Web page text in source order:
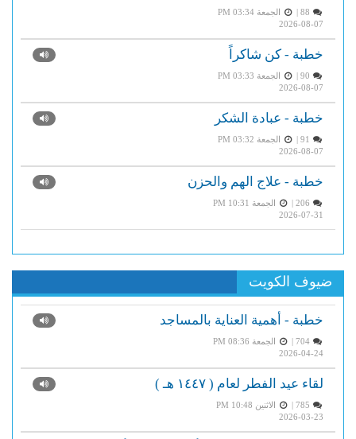
الجمعة PM 03:34
2026-08-07
خطبة - كن شاكراً
الجمعة PM 03:33
2026-08-07
خطبة - عبادة الشكر
الجمعة PM 03:32
2026-08-07
خطبة - علاج الهم والحزن
الجمعة PM 10:31
2026-07-31
ضيوف الكويت
خطبة - أهمية العناية بالمساجد
704 |
الجمعة PM 08:36
2026-04-24
لقاء عيد الفطر لعام ( ١٤٤٧ هـ )
الاثنين PM 10:48
2026-03-23